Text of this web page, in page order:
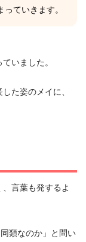
ていきます。
いました。
た姿のメイに、
言葉も発するよ
類なのか」と問い